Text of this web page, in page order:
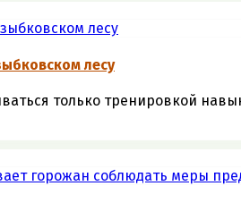
лесу
только тренировкой